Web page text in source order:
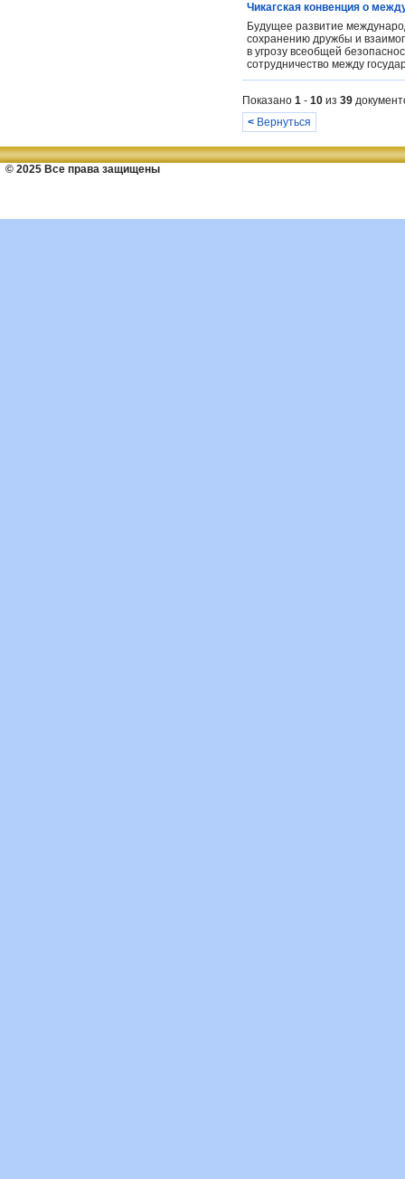
Чикагская конвенция о
Будущее развитие
сохранению дружбы и
в угрозу всеобщей
сотрудничество между
Показано 1 - 10 из 39
< Вернуться
© 2025 Все права защищены